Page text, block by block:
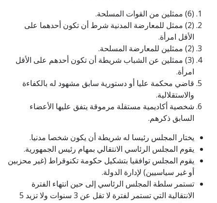
(6) ممثلين من القوات المسلحة.
(2) ممثل للمعارضة المدنية شرط أن تكون أحدهما على
الأقل امرأة.
(2) ممثلين للمعارضة المسلحة.
(3) ممثلين عن الشباب شريطة أن تكون أحدهم على الأقل
امرأة.
قاضي محكمة عليا أو دستورية سابق مشهود له بالكفاءة
والاستقلالية.
شخصیة أكاديمية مستقلة مرموقة يتفق علیھا الأعضاء
السابق ذكرھم.
يختار المجلس رئيسا له شريطة أن يكون شخصا مدنيا.
يقوم المجلس الرئاسي الانتقالي بمهام رئيس الجمهورية.
يقوم المجلس توافقيا بتشكيل حكومة تكنوقراط (غير محزبين
أو غير سياسيين) لإدارة الدولة.
تستمر سلطة المجلس الرئاسي إلى حين انتهاء الفترة
الانتقالية التي تستمر لفترة لا تقل عن 3 سنوات ولا تزيد 5